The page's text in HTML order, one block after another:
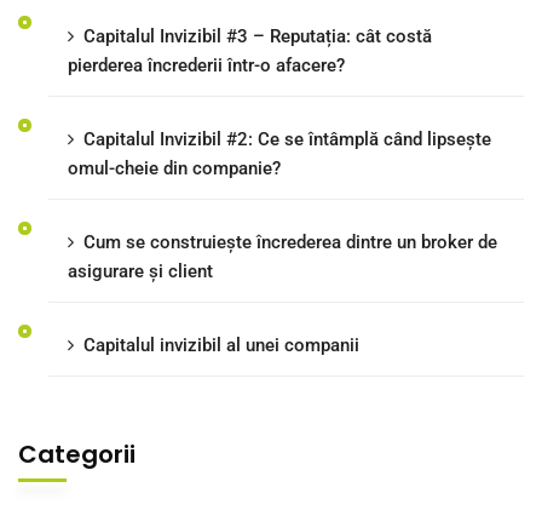
Capitalul Invizibil #3 – Reputația: cât costă
pierderea încrederii într-o afacere?
Capitalul Invizibil #2: Ce se întâmplă când lipsește
omul-cheie din companie?
Cum se construiește încrederea dintre un broker de
asigurare și client
Capitalul invizibil al unei companii
Categorii